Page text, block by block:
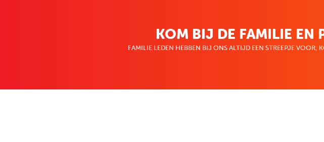
KOM BIJ DE FAMILIE EN
FAMILIE LEDEN HEBBEN BIJ ONS ALTIJD EEN STREEPJE VOOR;